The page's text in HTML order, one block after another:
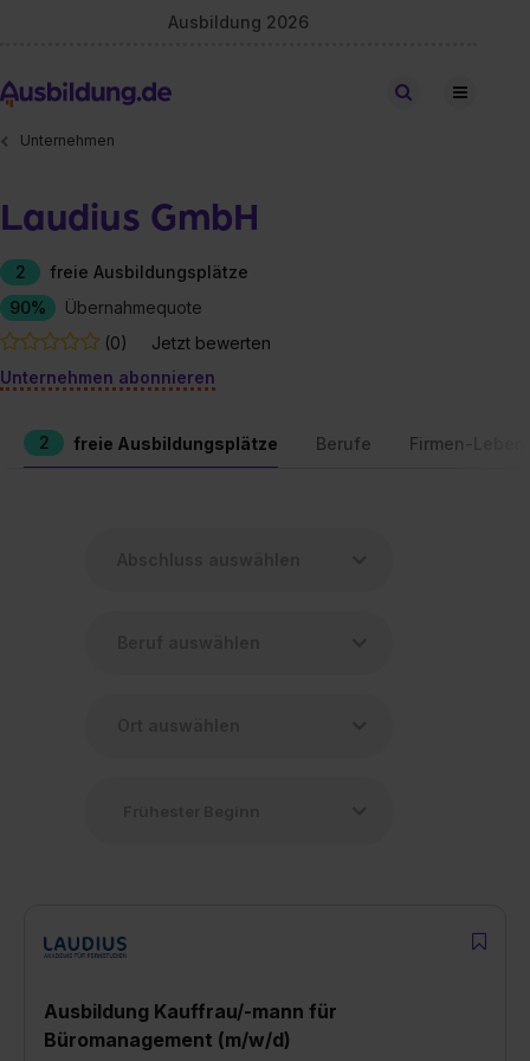
Ausbildung 2026
Stellen finden
Unternehmen
Laudius GmbH
2
freie Ausbildungsplätze
90%
Übernahmequote
(0)
Jetzt bewerten
Unternehmen abonnieren
2 freie Ausbildungsplätze Berufe Firmen-
Ausbildung Kauffrau/-mann für
Büromanagement (m/w/d)